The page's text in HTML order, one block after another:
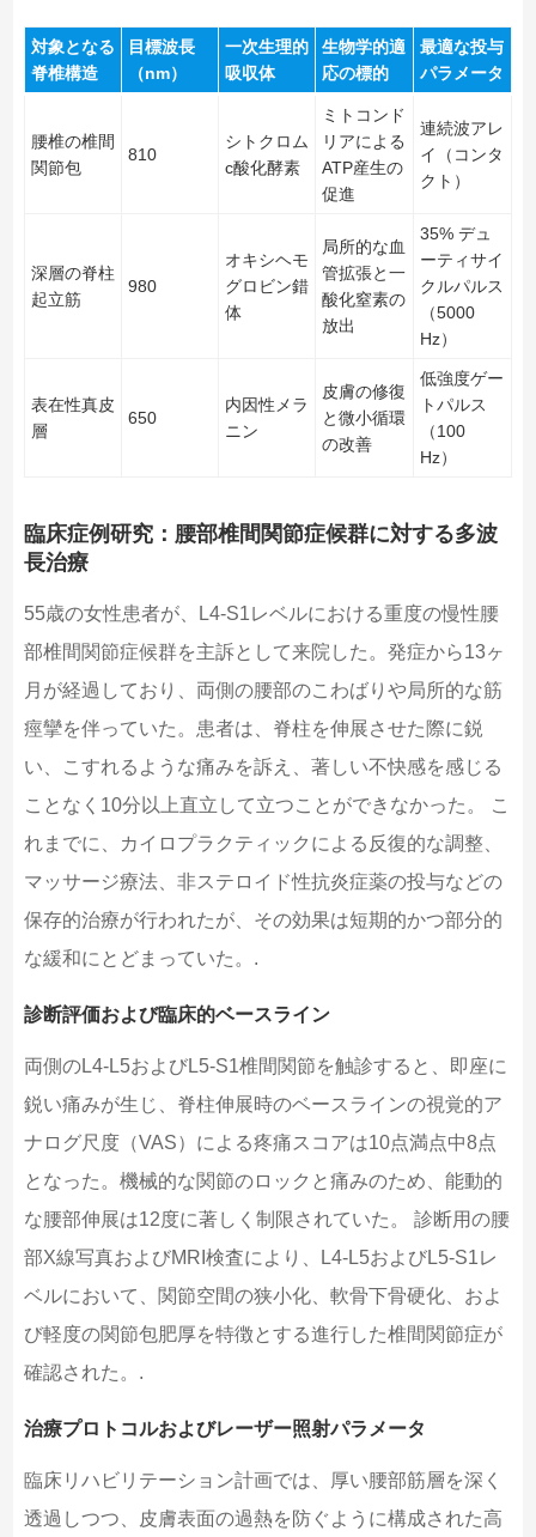
対象となる
脊椎構造
目標波長
（nm）
一次生理的
吸収体
生物学的適
応の標的
最適な投与
パラメータ
腰椎の椎間
関節包
810
シトクロム
c酸化酵素
ミトコンド
リアによる
ATP産生の
促進
連続波アレ
イ（コンタ
クト）
深層の脊柱
起立筋
980
オキシヘモ
グロビン錯
体
局所的な血
管拡張と一
酸化窒素の
放出
35% デュ
ーティサイ
クルパルス
（5000
Hz）
表在性真皮
層
650
内因性メラ
ニン
皮膚の修復
と微小循環
の改善
低強度ゲー
トパルス
（100
Hz）
臨床症例研究：腰部椎間関節症候群に対する多波
長治療
55歳の女性患者が、L4-S1レベルにおける重度の慢性腰
部椎間関節症候群を主訴として来院した。発症から13ヶ
月が経過しており、両側の腰部のこわばりや局所的な筋
痙攣を伴っていた。患者は、脊柱を伸展させた際に鋭
い、こすれるような痛みを訴え、著しい不快感を感じる
ことなく10分以上直立して立つことができなかった。 こ
れまでに、カイロプラクティックによる反復的な調整、
マッサージ療法、非ステロイド性抗炎症薬の投与などの
保存的治療が行われたが、その効果は短期的かつ部分的
な緩和にとどまっていた。.
診断評価および臨床的ベースライン
両側のL4-L5およびL5-S1椎間関節を触診すると、即座に
鋭い痛みが生じ、脊柱伸展時のベースラインの視覚的ア
ナログ尺度（VAS）による疼痛スコアは10点満点中8点
となった。機械的な関節のロックと痛みのため、能動的
な腰部伸展は12度に著しく制限されていた。 診断用の腰
部X線写真およびMRI検査により、L4-L5およびL5-S1レ
ベルにおいて、関節空間の狭小化、軟骨下骨硬化、およ
び軽度の関節包肥厚を特徴とする進行した椎間関節症が
確認された。.
治療プロトコルおよびレーザー照射パラメータ
臨床リハビリテーション計画では、厚い腰部筋層を深く
透過しつつ、皮膚表面の過熱を防ぐように構成された高